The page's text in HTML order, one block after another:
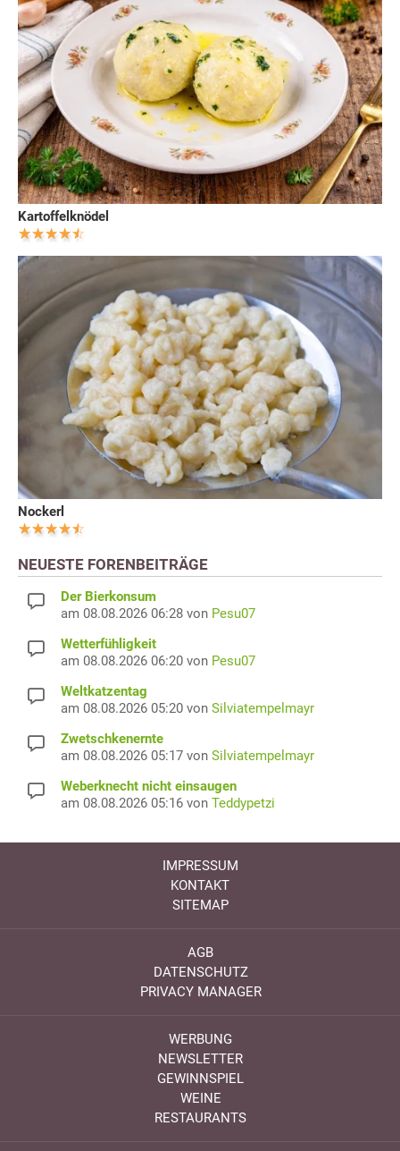
Kartoffelknödel
Nockerl
NEUESTE FORENBEITRÄGE
Der Bierkonsum
am 08.08.2026 06:28 von Pesu07
Wetterfühligkeit
am 08.08.2026 06:20 von Pesu07
Weltkatzentag
am 08.08.2026 05:20 von Silviatempelmayr
Zwetschkenernte
am 08.08.2026 05:17 von Silviatempelmayr
Weberknecht nicht einsaugen
am 08.08.2026 05:16 von Teddypetzi
IMPRESSUM
KONTAKT
SITEMAP
AGB
DATENSCHUTZ
PRIVACY MANAGER
WERBUNG
NEWSLETTER
GEWINNSPIEL
WEINE
RESTAURANTS